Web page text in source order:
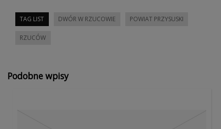
TAG LIST DWÓR W RZUCOWIE POWIAT PRZYSUSKI
RZUCÓW
Podobne wpisy